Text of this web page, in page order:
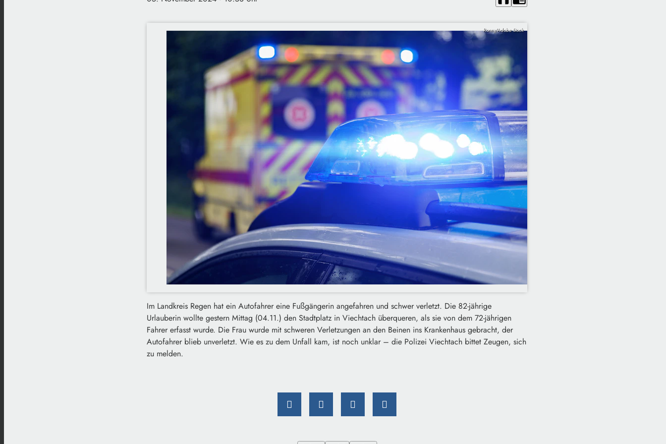
Ronny/Adobe Stock
Im Landkreis Regen hat ein Autofahrer eine Fußgängerin angefahren und schwer verletzt. Die 82-jährige
Urlauberin wollte gestern Mittag (04.11.) den Stadtplatz in Viechtach überqueren, als sie von dem 72-jährigen
Fahrer erfasst wurde. Die Frau wurde mit schweren Verletzungen an den Beinen ins Krankenhaus gebracht, der
Autofahrer blieb unverletzt. Wie es zu dem Unfall kam, ist noch unklar – die Polizei Viechtach bittet Zeugen, sich
zu melden.